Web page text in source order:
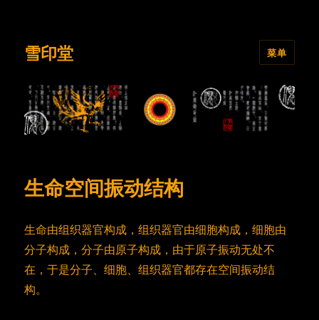
雪印堂 菜单
生命空间振动结构
生命由组织器官构成，组织器官由细胞构成，细胞由
分子构成，分子由原子构成，由于原子振动无处不
在，于是分子、细胞、组织器官都存在空间振动结
构。